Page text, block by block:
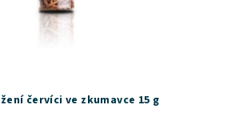
červíci ve zkumavce 15 g